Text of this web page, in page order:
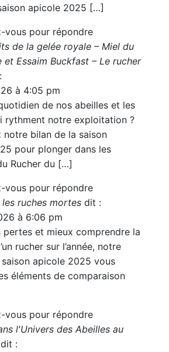
apicole 2025 […]
vous pour répondre
de la gelée royale – Miel du
et Essaim Buckfast – Le rucher
à 4:05 pm
de nos abeilles et les
rythment notre exploitation ?
notre bilan de la saison
pour plonger dans les
Rucher du […]
vous pour répondre
ruches mortes dit :
à 6:06 pm
et mieux comprendre la
rucher sur l’année, notre
apicole 2025 vous
éléments de comparaison
vous pour répondre
l'Univers des Abeilles au
dit :